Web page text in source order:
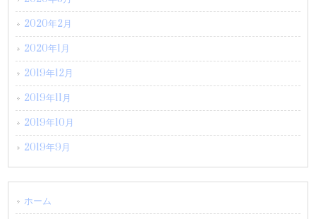
2020年2月
2020年1月
2019年12月
2019年11月
2019年10月
2019年9月
ホーム